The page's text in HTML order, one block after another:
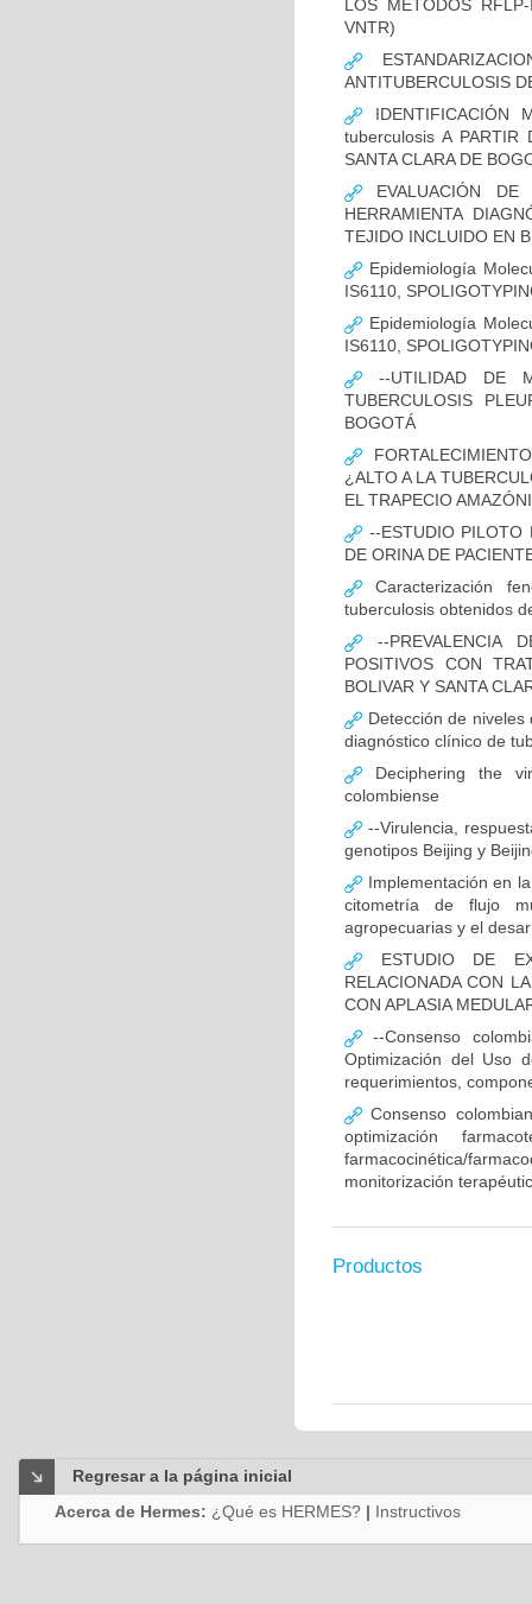
LOS MÉTODOS
VNTR)
ANTITUBERCULOSIS
IDENTIFICACIÓN
tuberculosis A PARTIR
SANTA CLARA DE
EVALUACIÓN DE
HERRAMIENTA
TEJIDO INCLUIDO EN
Epidemiología
IS6110,
Epidemiología
IS6110,
--UTILIDAD DE
TUBERCULOSIS
BOGOTÁ
¿ALTO A LA
EL TRAPECIO
--ESTUDIO PILOTO
DE ORINA DE
Caracterización
tuberculosis obtenidos
--PREVALENCIA
POSITIVOS CON
BOLIVAR Y SANTA
Detección de
diagnóstico clínico de
Deciphering the
colombiense
--Virulencia,
genotipos Beijing y
Implementación en
citometría de flujo
agropecuarias y el
ESTUDIO DE
RELACIONADA CON
CON APLASIA
--Consenso
Optimización del Uso
requerimientos,
Consenso
optimización
farmacocinética/
monitorización
Productos
Regresar a la página inicial
Acerca de Hermes: ¿Qué es HERMES? | Instructivos